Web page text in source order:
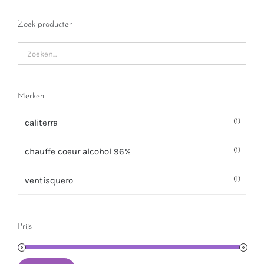
Zoek producten
Merken
caliterra (1)
chauffe coeur alcohol 96% (1)
ventisquero (1)
Prijs